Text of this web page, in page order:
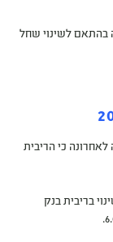
בהתאם לשינוי שחל
כי הריבית
בריבית בנק